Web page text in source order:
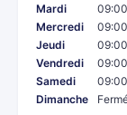
Mardi
Mercredi
Jeudi
Vendredi
Samedi
Dimanche